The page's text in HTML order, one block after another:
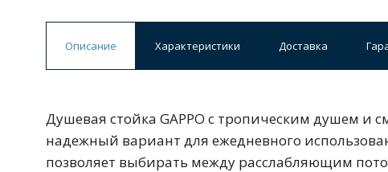
Ванны
Ванны 120 см
Ванны 130 см Ванны 140
Ванны 200 см
Экраны для ванн
Описание Характеристики Доставка
Душевая стойка GAPPO с тропическим душем и
надежный вариант для ежедневного
позволяет выбирать между расслабляющим